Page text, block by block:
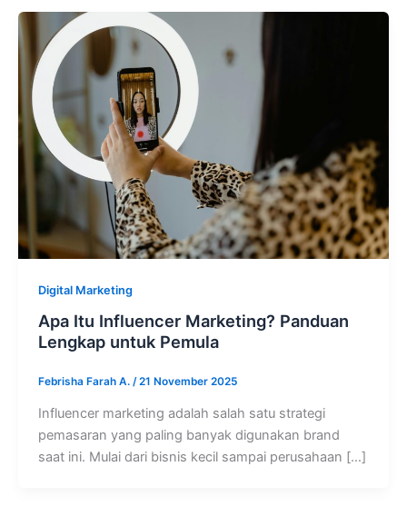
Digital Marketing
Apa Itu Influencer Marketing? Panduan
Lengkap untuk Pemula
Febrisha Farah A. /21 November 2025
Influencer marketing adalah salah satu strategi
pemasaran yang paling banyak digunakan brand
saat ini. Mulai dari bisnis kecil sampai perusahaan […]